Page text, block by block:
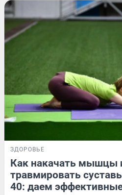
ЗДОРОВЬЕ
Как накачать мышцы
травмировать
40: даем